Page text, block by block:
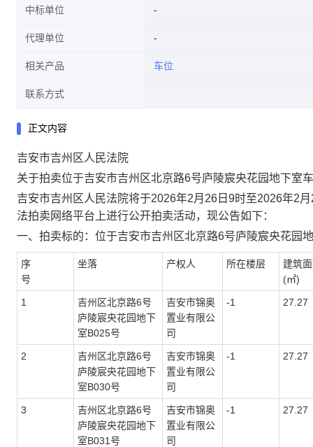
中标单位
代理单位
相关产品 车位
联系方式
正文内容
吉安市吉州区人民法院
关于拍卖位于吉安市吉州区北京路6号庐陵宸央花园地下室
吉安市吉州区人民法院将于2026年2月 26 日 9时至2026年2月
法拍卖网络平台上进行公开拍卖活动，现公告如下：
一、拍卖标的： 位于吉安市吉州区北京路6号庐陵宸央花园
序
号
坐落 产权人 所在楼层
建筑
(㎡)
1
吉州区北京路6号
庐陵宸央花园地下
室B025号
吉安市锦奥
置业有限公
司
-1 27.27
2
吉州区北京路6号
庐陵宸央花园地下
室B030号
吉安市锦奥
置业有限公
司
-1 27.27
3
吉州区北京路6号
庐陵宸央花园地下
室B031号
吉安市锦奥
置业有限公
司
-1 27.27